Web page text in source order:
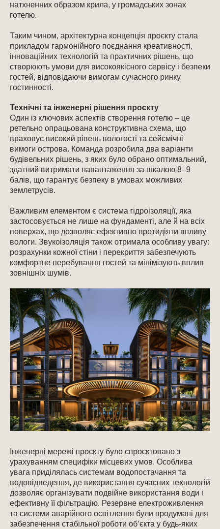
натхненних образом крила, у громадських зонах
готелю.
Таким чином, архітектурна концепція проєкту стала
прикладом гармонійного поєднання креативності,
інноваційних технологій та практичних рішень, що
створюють умови для високоякісного сервісу і безпеки
гостей, відповідаючи вимогам сучасного ринку
гостинності.
Технічні та інженерні рішення проєкту
Один із ключових аспектів створення готелю – це
ретельно опрацьована конструктивна схема, що
враховує високий рівень вологості та сейсмічні
вимоги острова. Команда розробила два варіанти
будівельних рішень, з яких було обрано оптимальний,
здатний витримати навантаження за шкалою 8–9
балів, що гарантує безпеку в умовах можливих
землетрусів.
Важливим елементом є система гідроізоляції, яка
застосовується не лише на фундаменті, але й на всіх
поверхах, що дозволяє ефективно протидіяти впливу
вологи. Звукоізоляція також отримала особливу увагу:
розрахунки кожної стіни і перекриття забезпечують
комфортне перебування гостей та мінімізують вплив
зовнішніх шумів.
Інженерні мережі проєкту було спроєктовано з
урахуванням специфіки місцевих умов. Особлива
увага приділялась системам водопостачання та
водовідведення, де використання сучасних технологій
дозволяє організувати подвійне використання води і
ефективну її фільтрацію. Резервне електроживлення
та системи аварійного освітлення були продумані для
забезпечення стабільної роботи об’єкта у будь-яких